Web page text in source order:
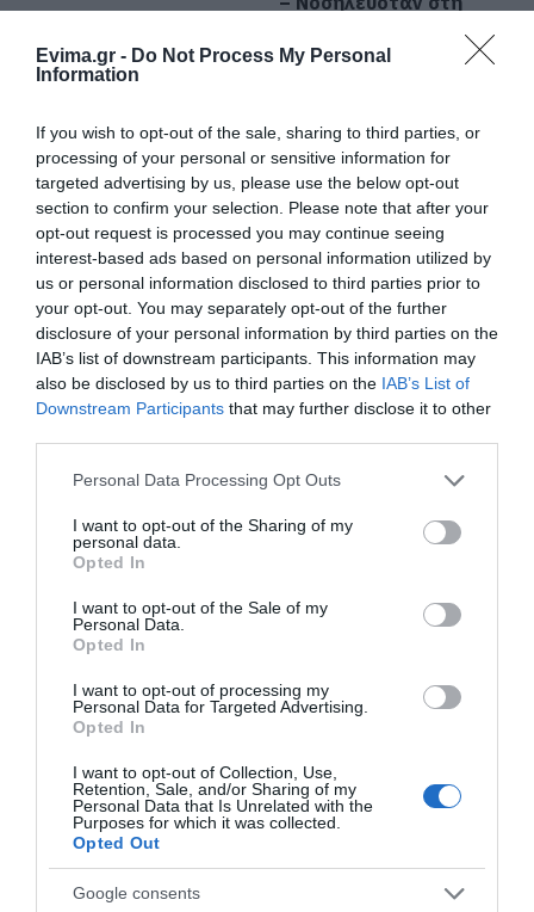
Evima.gr - Do Not Process My Personal
Information
If you wish to opt-out of the sale, sharing to third parties, or
processing of your personal or sensitive information for
targeted advertising by us, please use the below opt-out
section to confirm your selection. Please note that after your
opt-out request is processed you may continue seeing
interest-based ads based on personal information utilized by
us or personal information disclosed to third parties prior to
your opt-out. You may separately opt-out of the further
disclosure of your personal information by third parties on the
IAB’s list of downstream participants. This information may
also be disclosed by us to third parties on the IAB’s List of
Downstream Participants that may further disclose it to other
Please note that this website/app uses one or more Google
not limited to your visit or usage behaviour. You may click to
grant or deny consent to Google and its third-party tags to
use your data for below specified purposes in below Google
consent section.
Personal Data Processing Opt Outs
I want to opt-out of the Sharing of my
personal data.
Opted In
I want to opt-out of the Sale of my
Personal Data.
Opted In
I want to opt-out of processing my
Personal Data for Targeted Advertising.
Opted In
I want to opt-out of Collection, Use,
Retention, Sale, and/or Sharing of my
Personal Data that Is Unrelated with the
Purposes for which it was collected.
Opted Out
Google consents
ημερών – Νοσηλευόταν στη ΜΕΘ
Νεογνών
Αρχίζουν τα έργα για το νέο
κλειστό γυμναστήριο στην Εύβοια
08.08.2026 | 15:40
Φωτιά στη Βοιωτία: Έκτακτα
μέτρα στήριξης για την εστίαση
ζητά η ΠΣτΕ
08.08.2026 | 15:20
Μεγάλη προσοχή στην Εύβοια:
Όμιλος ΔΕΗ: Νέα συμφωνία για
χαρτοφυλάκιο έργων ΑΠΕ
Σήμερα το μεγαλύτερο πανηγύρι
του καλοκαιριού στην Εύβοια
08.08.2026 | 14:20
Εορτολόγιο: Ποιοι
γιορτάζουν σήμερα,
Σάββατο 8 Αυγούστου
Ο καιρός αλλάζει
πρόσωπο: Έρχονται
40άρια μαζί με
θυελλώδη μελτέμια
Νέο τροχαίο με υλικές
Μητέρα και γιος οι
αυτοκινήτου με